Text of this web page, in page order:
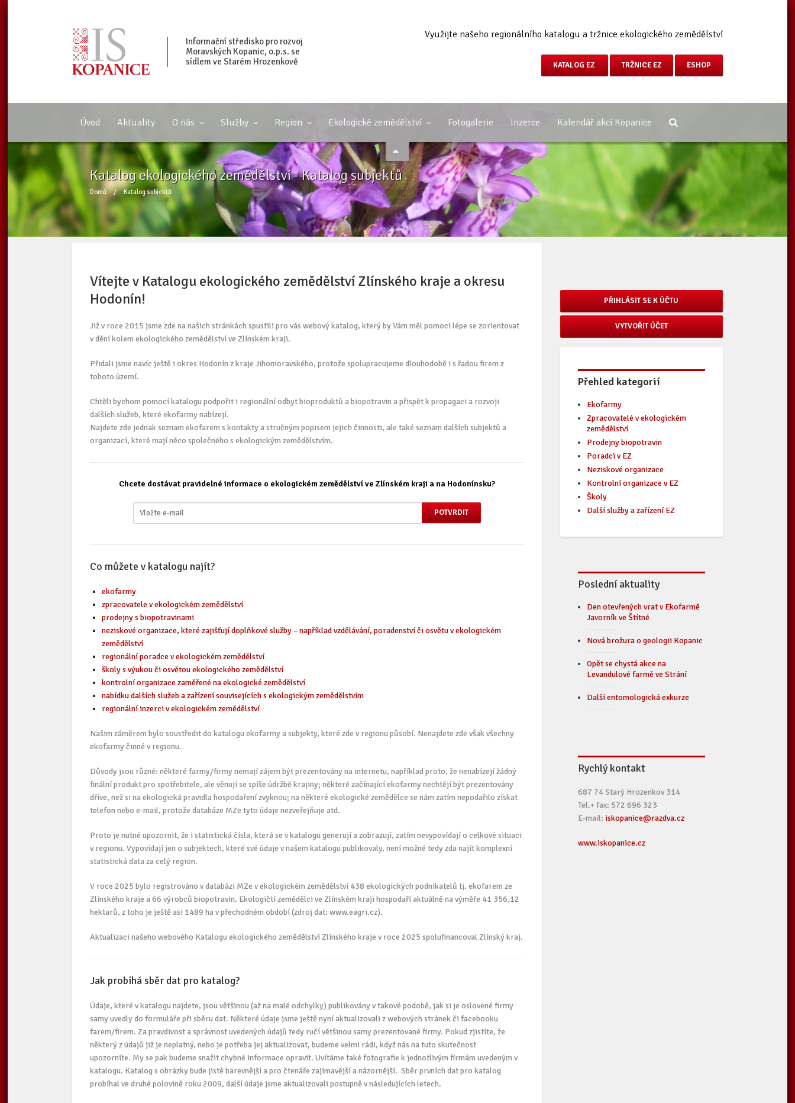
Informační středisko pro rozvoj
Moravských Kopanic, o.p.s. se
sídlem ve Starém Hrozenkově
Využijte našeho regionálního katalogu a tržnice ekologického zemědělství
KATALOG EZ TRŽNICE EZ ESHOP
Úvod Aktuality O nás Služby Region Ekologické zemědělství Fotogalerie Inzerce Kalendář akcí Kopanice
Katalog ekologického zemědělství - Katalog subjektů
Domů / Katalog subjektů
Vítejte v Katalogu ekologického zemědělství Zlínského kraje a okresu
Hodonín!
Již v roce 2015 jsme zde na našich stránkách spustili pro vás webový katalog, který by Vám měl pomoci lépe se zorientovat
v dění kolem ekologického zemědělství ve Zlínském kraji.
Přidali jsme navíc ještě i okres Hodonín z kraje Jihomoravského, protože spolupracujeme dlouhodobě i s řadou firem z
tohoto území.
Chtěli bychom pomocí katalogu podpořit i regionální odbyt bioproduktů a biopotravin a přispět k propagaci a rozvoji
dalších služeb, které ekofarmy nabízejí.
Najdete zde jednak seznam ekofarem s kontakty a stručným popisem jejich činnosti, ale také seznam dalších subjektů a
organizací, které mají něco společného s ekologickým zemědělstvím.
Chcete dostávat pravidelné informace o ekologickém zemědělství ve Zlínském kraji a na Hodonínsku?
Co můžete v katalogu najít?
ekofarmy
zpracovatele v ekologickém zemědělství
prodejny s biopotravinami
neziskové organizace, které zajišťují doplňkové služby – například vzdělávání, poradenství či osvětu v ekologickém
zemědělství
regionální poradce v ekologickém zemědělství
školy s výukou či osvětou ekologického zemědělství
kontrolní organizace zaměřené na ekologické zemědělství
nabídku dalších služeb a zařízení souvisejících s ekologickým zemědělstvím
regionální inzerci v ekologickém zemědělství
Našim záměrem bylo soustředit do katalogu ekofarmy a subjekty, které zde v regionu působí. Nenajdete zde však všechny
ekofarmy činné v regionu.
Důvody jsou různé: některé farmy/firmy nemají zájem být prezentovány na internetu, například proto, že nenabízejí žádný
finální produkt pro spotřebitele, ale věnují se spíše údržbě krajiny; některé začínající ekofarmy nechtějí být prezentovány
dříve, než si na ekologická pravidla hospodaření zvyknou; na některé ekologické zemědělce se nám zatím nepodařilo získat
telefon nebo e-mail, protože databáze MZe tyto údaje nezveřejňuje atd.
Proto je nutné upozornit, že i statistická čísla, která se v katalogu generují a zobrazují, zatím nevypovídají o celkové situaci
v regionu. Vypovídají jen o subjektech, které své údaje v našem katalogu publikovaly, není možné tedy zda najít komplexní
statistická data za celý region.
V roce 2025 bylo registrováno v databázi MZe v ekologickém zemědělství 438 ekologických podnikatelů tj. ekofarem ze
Zlínského kraje a 66 výrobců biopotravin. Ekologičtí zemědělci ve Zlínském kraji hospodaří aktuálně na výměře 41 356,12
hektarů, z toho je ještě asi 1489 ha v přechodném období (zdroj dat: www.eagri.cz).
Aktualizaci našeho webového Katalogu ekologického zemědělství Zlínského kraje v roce 2025 spolufinancoval Zlínský kraj.
Jak probíhá sběr dat pro katalog?
Údaje, které v katalogu najdete, jsou většinou (až na malé odchylky) publikovány v takové podobě, jak si je oslovené firmy
samy uvedly do formuláře při sběru dat. Některé údaje jsme ještě nyní aktualizovali z webových stránek či facebooku
farem/firem. Za pravdivost a správnost uvedených údajů tedy ručí většinou samy prezentované firmy. Pokud zjistíte, že
některý z údajů již je neplatný, nebo je potřeba jej aktualizovat, budeme velmi rádi, když nás na tuto skutečnost
upozorníte. My se pak budeme snažit chybné informace opravit. Uvítáme také fotografie k jednotlivým firmám uvedeným v
katalogu. Katalog s obrázky bude jistě barevnější a pro čtenáře zajímavější a názornější. Sběr prvních dat pro katalog
probíhal ve druhé polovině roku 2009, další údaje jsme aktualizovali postupně v následujících letech.
PŘIHLÁSIT SE K ÚČTU
VYTVOŘIT ÚČET
Přehled kategorií
Ekofarmy
Zpracovatelé v ekologickém
zemědělství
Prodejny biopotravin
Poradci v EZ
Neziskové organizace
Kontrolní organizace v EZ
Školy
Další služby a zařízení EZ
Poslední aktuality
Den otevřených vrat v Ekofarmě
Javorník ve Štítné
Nová brožura o geologii Kopanic
Opět se chystá akce na
Levandulové farmě ve Strání
Další entomologická exkurze
Rychlý kontakt
687 74 Starý Hrozenkov 314
Tel.+ fax: 572 696 323
E-mail: iskopanice@razdva.cz
www.iskopanice.cz